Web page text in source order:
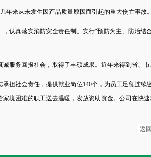
年来从未发生因产品质量原因而引起的重大伤亡事故。
认真落实消防安全责任制。实行“预防为主、防治
服务回报社会，取得了丰硕成果。近年来得到省、市
担社会责任，提供就业岗位140个，为员工足额连
境困难的职工送去温暖，发放资助资金。公司在快
返回